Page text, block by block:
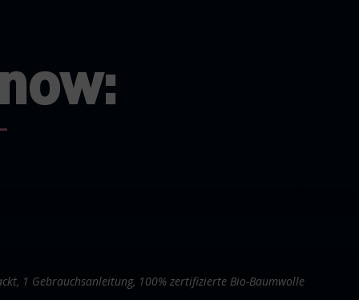
1 Gebrauchsanleitung, 100% zertifizierte Bio-Baumwolle